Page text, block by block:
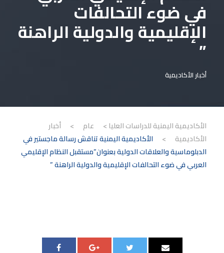
في ضوء التحالفات
الإقليمية والدولية الراهنة
”
أخبار الأكاديمية
الأكاديمية اليمنية للدراسات العليا > عام >
أخبار
الأكاديمية
>
الأكاديمية اليمنية تناقش رسالة ماجستير في
الدبلوماسية والعلاقات الدولية بعنوان”مستقبل النظام الإقليمي
العربي في ضوء التحالفات الإقليمية والدولية الراهنة ”